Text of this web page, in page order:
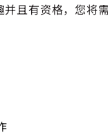
且有资格，您将